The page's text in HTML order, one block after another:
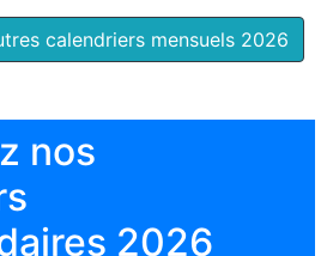
calendriers mensuels 2026
nos
2026